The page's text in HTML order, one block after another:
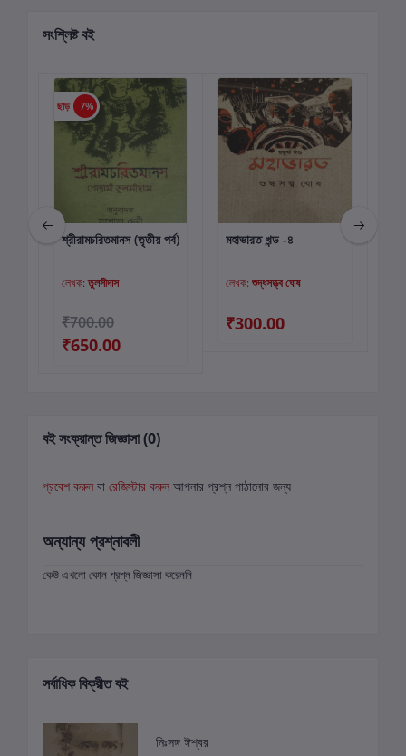
সংশ্লিষ্ট বই
ছাড় 7%
কার্টে যোগ করুন
শ্রীরামচরিতমানস (তৃতীয় পর্ব)
লেখক:তুলসীদাস
₹700.00
₹650.00
কার্টে যোগ করুন
মহাভারত খন্ড -৪
লেখক: শুদ্ধসত্ত্ব ঘোষ
₹300.00
বই সংক্রান্ত জিজ্ঞাসা (0)
প্রবেশ করুন বা রেজিস্টার করুন আপনার প্রশ্ন পাঠানোর জন্য
অন্যান্য প্রশ্নাবলী
কেউ এখনো কোন প্রশ্ন জিজ্ঞাসা করেননি
সর্বাধিক বিক্রীত বই
নিঃসঙ্গ ঈশ্বর